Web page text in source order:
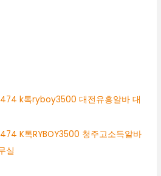
k톡ryboy3500 대전유흥알바 대
K톡RYBOY3500 청주고소득알바
실